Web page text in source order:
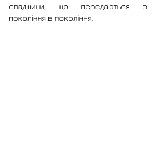
спадщини, що передаються з
покоління в покоління.